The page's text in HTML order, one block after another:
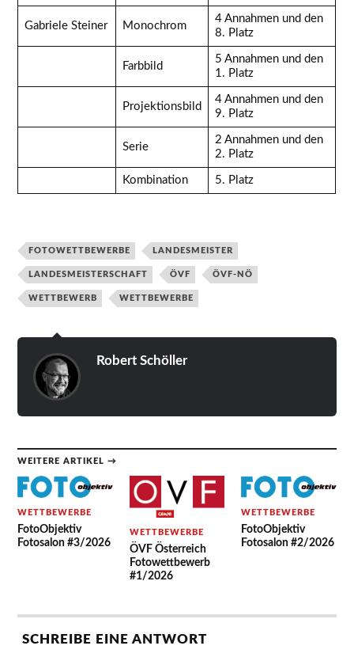
Gabriele Steiner Monochrom
4 Annahmen und den
8. Platz
Farbbild
5 Annahmen und den
1. Platz
Projektionsbild
4 Annahmen und den
9. Platz
Serie
2 Annahmen und den
2. Platz
Kombination 5. Platz
FOTOWETTBEWERBE LANDESMEISTER
LANDESMEISTERSCHAFT ÖVF ÖVF-NÖ
WETTBEWERB WETTBEWERBE
Robert Schöller
WEITERE ARTIKEL →
WETTBEWERBE
FotoObjektiv
Fotosalon #3/2026
WETTBEWERBE
ÖVF Österreich
Fotowettbewerb
#1/2026
WETTBEWERBE
FotoObjektiv
Fotosalon #2/2026
SCHREIBE EINE ANTWORT